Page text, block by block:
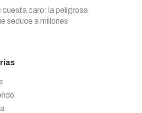
cuesta caro: la peligrosa
seduce a millones